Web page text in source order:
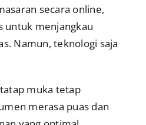
secara online,
untuk menjangkau
Namun, teknologi saja
muka tetap
merasa puas dan